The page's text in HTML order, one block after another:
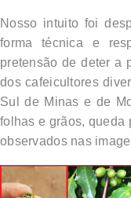
Nosso intuito foi
forma técnica e
pretensão de deter a
dos cafeicultores
Sul de Minas e de
folhas e grãos, queda
observados nas